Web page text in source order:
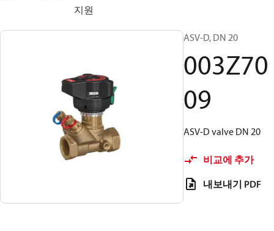
지원
ASV-D, DN 20
003Z70
09
ASV-D valve DN 20
비교에 추가
내보내기 PDF